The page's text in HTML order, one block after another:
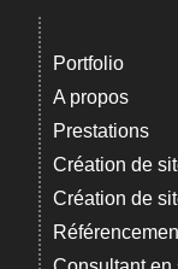
Portfolio
A propos
Prestations
Création de
Création de